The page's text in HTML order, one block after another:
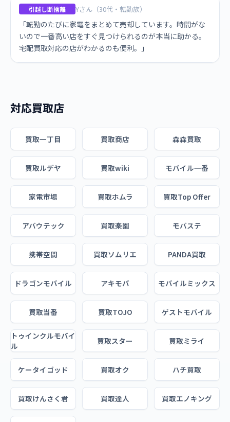
引越し断捨離 Yさん（30代・転勤族）
「転勤のたびに家電をまとめて売却しています。時間がな
いので一番高い店をすぐ見つけられるのが本当に助かる。
宅配買取対応の店がわかるのも便利。」
対応買取店
買取一丁目 買取商店 森森買取
買取ルデヤ 買取wiki モバイル一番
家電市場 買取ホムラ 買取Top Offer
アバウテック 買取楽園 モバステ
携帯空間 買取ソムリエ PANDA買取
ドラゴンモバイル アキモバ モバイルミックス
買取当番 買取TOJO ゲストモバイル
トゥインクルモバイ
ル
買取スター 買取ミライ
ケータイゴッド 買取オク ハチ買取
買取けんさく君 買取達人 買取エノキング